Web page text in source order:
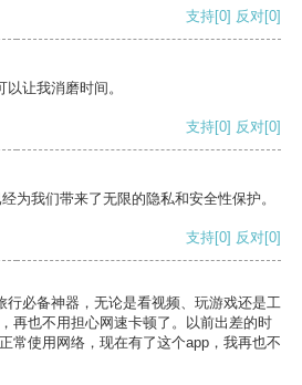
支持[0] 反对[0]
让我消磨时间。
支持[0] 反对[0]
为我们带来了无限的隐私和安全性保护。
支持[0] 反对[0]
行必备神器，无论是看视频、玩游戏还是工
再也不用担心网速卡顿了。以前出差的时
常使用网络，现在有了这个app，我再也不